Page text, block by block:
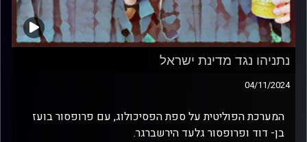
נתניהו נגד מדינת ישראל
04/11/2024
המערכת הפוליטית על ספת הפסיכולוג, עם פרופסור בועז
בן- דוד ופרופסור גלעד הירשברגר.